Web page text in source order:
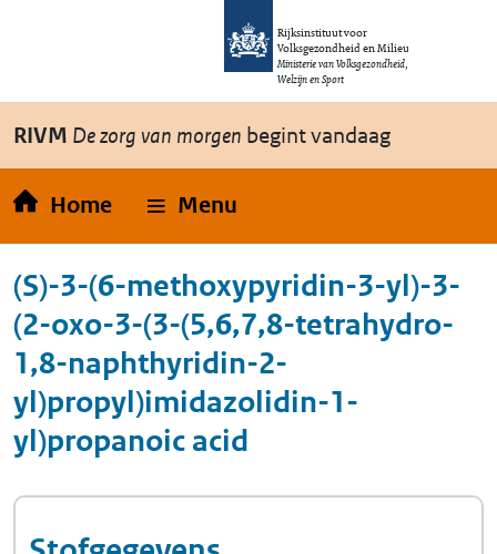
Overslaan en naar de inhoud gaan
Rijksinstituut voor
Volksgezondheid en Milieu
Ministerie van Volksgezondheid,
Welzijn en Sport
RIVM De zorg van morgen begint vandaag
Home Menu
(S)-3-(6-methoxypyridin-3-yl)-3-
(2-oxo-3-(3-(5,6,7,8-tetrahydro-
1,8-naphthyridin-2-
yl)propyl)imidazolidin-1-
yl)propanoic acid